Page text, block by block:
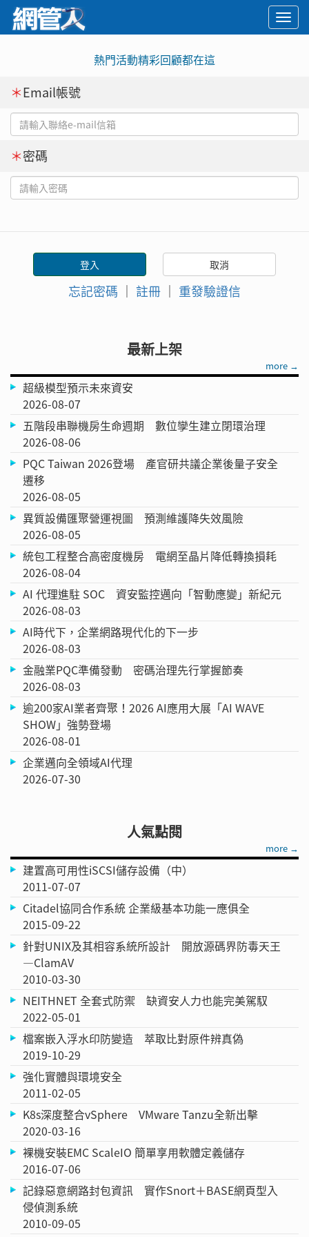
熱門活動精彩回顧都在這
＊Email帳號
＊密碼
忘記密碼 ｜ 註冊 ｜ 重發驗證信
最新上架
more →
超級模型預示未來資安
2026-08-07
五階段串聯機房生命週期 數位孿生建立閉環治理
2026-08-06
PQC Taiwan 2026登場 產官研共議企業後量子安全
遷移
2026-08-05
異質設備匯聚營運視圖 預測維護降失效風險
2026-08-05
統包工程整合高密度機房 電網至晶片降低轉換損耗
2026-08-04
AI 代理進駐 SOC 資安監控邁向「智動應變」新紀元
2026-08-03
AI時代下，企業網路現代化的下一步
2026-08-03
金融業PQC準備發動 密碼治理先行掌握節奏
2026-08-03
逾200家AI業者齊聚！2026 AI應用大展「AI WAVE
SHOW」強勢登場
2026-08-01
企業邁向全領域AI代理
2026-07-30
人氣點閱
more →
建置高可用性iSCSI儲存設備（中）
2011-07-07
Citadel協同合作系統 企業級基本功能一應俱全
2015-09-22
針對UNIX及其相容系統所設計 開放源碼界防毒天王
—ClamAV
2010-03-30
NEITHNET 全套式防禦 缺資安人力也能完美駕馭
2022-05-01
檔案嵌入浮水印防變造 萃取比對原件辨真偽
2019-10-29
強化實體與環境安全
2011-02-05
K8s深度整合vSphere VMware Tanzu全新出擊
2020-03-16
裸機安裝EMC ScaleIO 簡單享用軟體定義儲存
2016-07-06
記錄惡意網路封包資訊 實作Snort＋BASE網頁型入
侵偵測系統
2010-09-05